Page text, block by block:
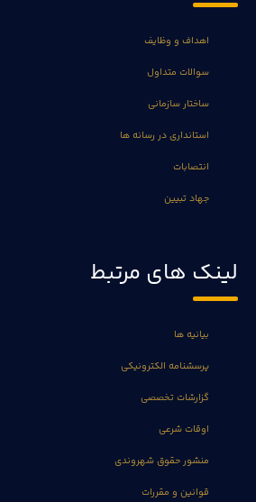
اهداف و وظایف
سوالات متداول
ساختار سازمانی
استانداری در رسانه ها
انتصابات
جهاد تبیین
لینک های مرتبط
بیانیه ها
پرسشنامه الکترونیکی
گزارشات تخصصی
اوقات شرعی
منشور حقوق شهروندی
قوانین و مقررات